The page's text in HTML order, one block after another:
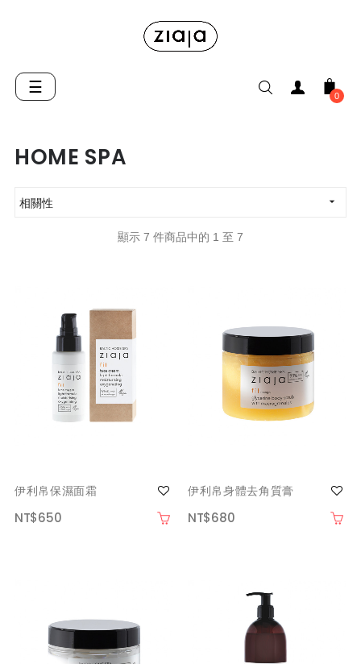
Toggle
navigation
☰ 0
HOME SPA
相關性 
顯示 7 件商品中的 1 至 7
伊利帛保濕面霜
NT$650
伊利帛身體去角質膏
NT$680